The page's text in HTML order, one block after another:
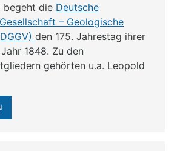
begeht die Deutsche
– Geologische
den 175. Jahrestag ihrer
1848. Zu den
gehörten u.a. Leopold